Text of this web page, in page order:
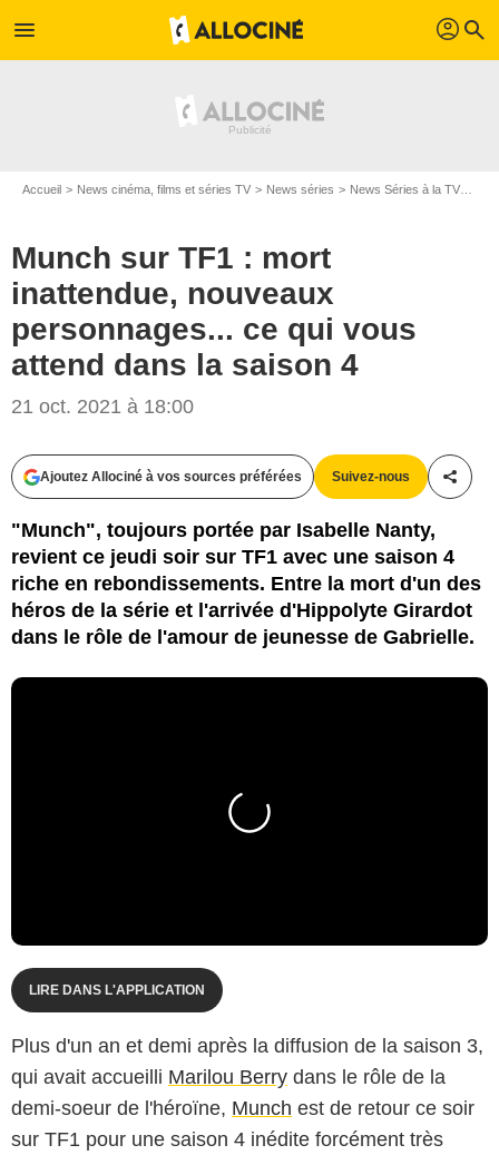
menu profil search
Accueil News cinéma, films et séries TV News séries News Séries à la TV
Munch sur TF1 : mort
inattendue, nouveaux
personnages... ce qui vous
attend dans la saison 4
21 oct. 2021 à 18:00
Ajoutez Allociné à vos sources préférées Suivez-nous
"Munch", toujours portée par Isabelle Nanty,
revient ce jeudi soir sur TF1 avec une saison 4
riche en rebondissements. Entre la mort d'un des
héros de la série et l'arrivée d'Hippolyte Girardot
dans le rôle de l'amour de jeunesse de Gabrielle.
LIRE DANS L'APPLICATION
Plus d'un an et demi après la diffusion de la saison 3,
qui avait accueilli Marilou Berry dans le rôle de la
demi-soeur de l'héroïne, Munch est de retour ce soir
sur TF1 pour une saison 4 inédite forcément très